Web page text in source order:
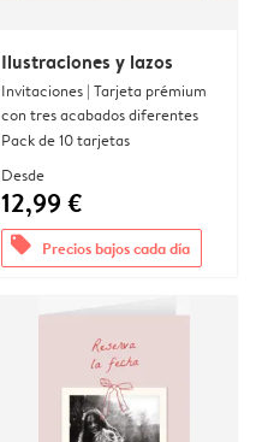
Ilustraciones y lazos
Invitaciones | Tarjeta prémium
con tres acabados diferentes
Pack de 10 tarjetas
Desde
12,99 €
offers Precios bajos cada día